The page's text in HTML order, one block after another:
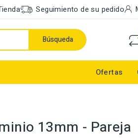
Seguimiento de su pedido
Búsqueda
Ofertas
13mm - Pareja